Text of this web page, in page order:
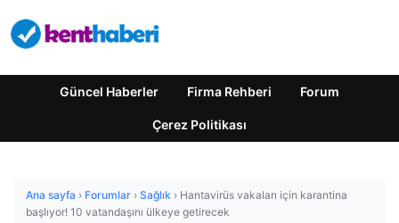
Güncel Haberler Firma Rehberi Forum
Çerez Politikası
Ana sayfa › Forumlar › Sağlık › Hantavirüs vakaları için karantina
başlıyor! 10 vatandaşını ülkeye getirecek